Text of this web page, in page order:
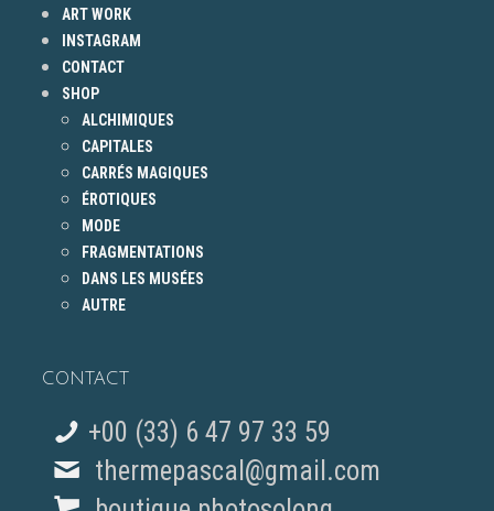
ART WORK
INSTAGRAM
CONTACT
SHOP
ALCHIMIQUES
CAPITALES
CARRÉS MAGIQUES
ÉROTIQUES
MODE
FRAGMENTATIONS
DANS LES MUSÉES
AUTRE
CONTACT
+00 (33) 6 47 97 33 59
thermepascal@gmail.com